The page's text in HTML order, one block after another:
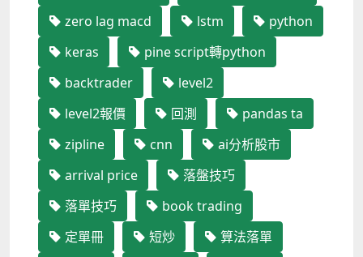
zero lag macd
lstm
python
keras
pine script轉python
backtrader
level2
level2報價
回測
pandas ta
zipline
cnn
ai分析股市
arrival price
落盤技巧
落單技巧
book trading
定單冊
短炒
算法落單